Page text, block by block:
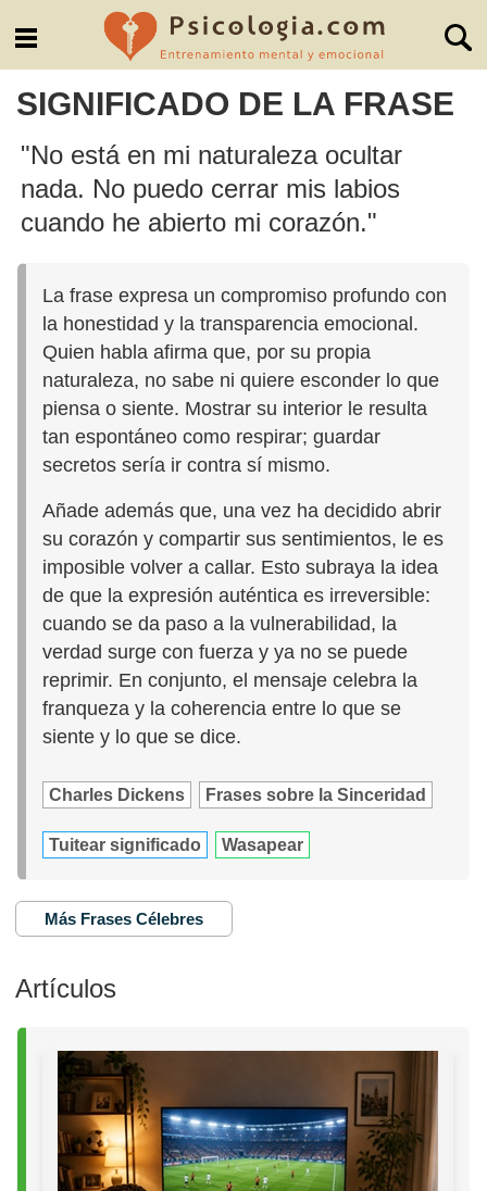
SIGNIFICADO DE LA FRASE
"No está en mi naturaleza ocultar
nada. No puedo cerrar mis labios
cuando he abierto mi corazón."
La frase expresa un compromiso profundo con
la honestidad y la transparencia emocional.
Quien habla afirma que, por su propia
naturaleza, no sabe ni quiere esconder lo que
piensa o siente. Mostrar su interior le resulta
tan espontáneo como respirar; guardar
secretos sería ir contra sí mismo.
Añade además que, una vez ha decidido abrir
su corazón y compartir sus sentimientos, le es
imposible volver a callar. Esto subraya la idea
de que la expresión auténtica es irreversible:
cuando se da paso a la vulnerabilidad, la
verdad surge con fuerza y ya no se puede
reprimir. En conjunto, el mensaje celebra la
franqueza y la coherencia entre lo que se
siente y lo que se dice.
Charles Dickens Frases sobre la Sinceridad
Tuitear significado Wasapear
Más Frases Célebres
Artículos